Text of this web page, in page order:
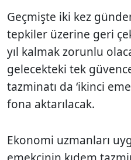
Geçmişte iki kez
tepkiler üzerine geri
yıl kalmak zorunlu
gelecekteki tek
tazminatı da ‘ikinci
fona aktarılacak.
Ekonomi uzmanları